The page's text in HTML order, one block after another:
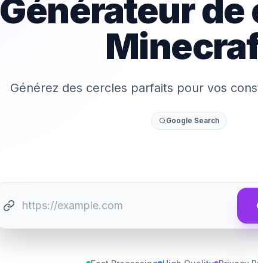
Générateur de
Générez des cercles parfaits pour vos
Google Search